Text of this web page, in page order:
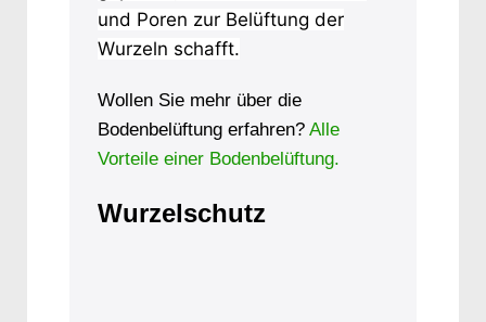
und Poren zur Belüftung der
Wurzeln schafft.
Wollen Sie mehr über die
Bodenbelüftung erfahren? Alle
Vorteile einer Bodenbelüftung.
Wurzelschutz